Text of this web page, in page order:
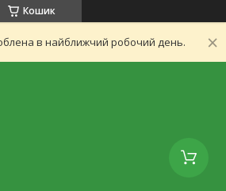
Кошик
в найближчий робочий день.